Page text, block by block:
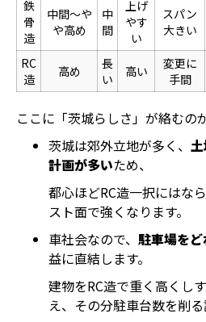
鉄
骨
造
中間〜や
や高め
中
間
上げ
やす
い
スパン
大きい
RC
造
高め
長
い
高い
変更に
手間
ここに「茨城らしさ」が絡むの
茨城は郊外立地が多く、
計画が多いため、
都心ほどRC造一択にはな
スト面で強くなります。
車社会なので、 駐車場を
益に直結します。
建物をRC造で重く高くし
え、その分駐車台数を削る